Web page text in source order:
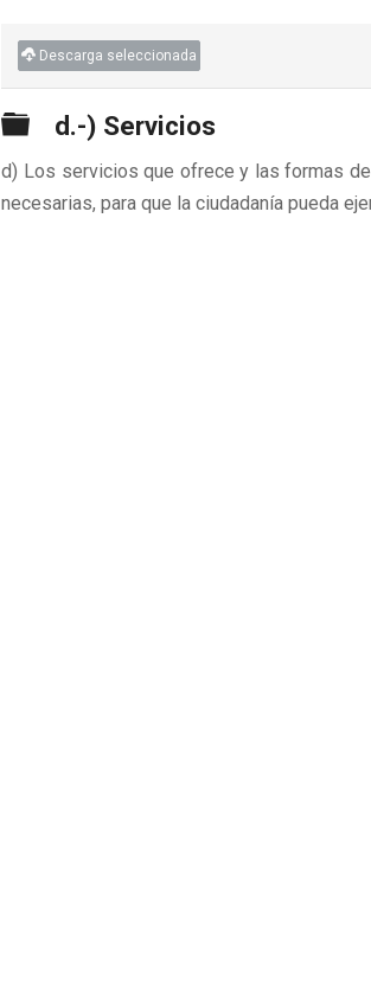
Descarga seleccionada
Carpeta
d.-) Servicios
d) Los servicios que ofrece y las formas
necesarias, para que la ciudadanía pueda